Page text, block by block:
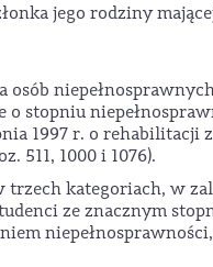
jego rodziny
osób
stopniu
1997 r. o rehabilitacji
511, 1000 i 1076).
trzech kategoriach, w
ze znacznym